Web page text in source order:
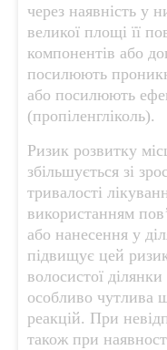
через наявність у
великої площі її
компонентів або
посилюють
або посилюють
(пропіленгліколь).
Ризик розвитку
збільшується зі
тривалості
використанням
або нанесення у
підвищує цей
волосистої
особливо чутлива
реакцій. При
також при